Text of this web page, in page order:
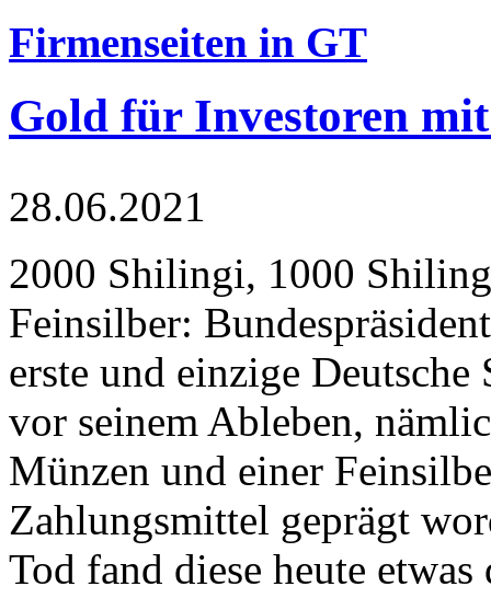
Firmenseiten in GT
Gold für Investoren
28.06.2021
2000 Shilingi, 1000
Feinsilber:
erste und einzige Deutsche
vor seinem Ableben,
Münzen und einer
Zahlungsmittel geprägt
Tod fand diese heute